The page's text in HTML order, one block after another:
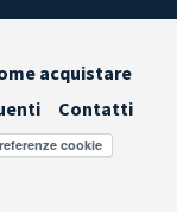
acquistare
Contatti
cookie